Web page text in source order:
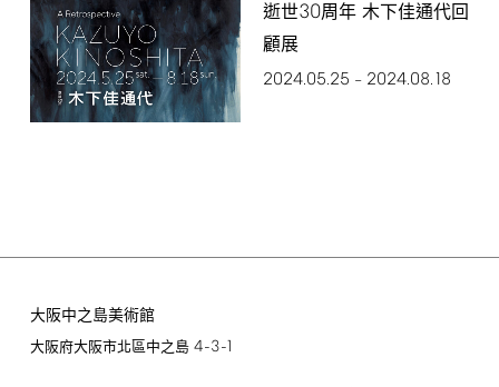
逝世30周年 木下佳通代回
顧展
2024.05.25 – 2024.08.18
大阪中之島美術館
大阪府大阪市北區中之島 4-3-1